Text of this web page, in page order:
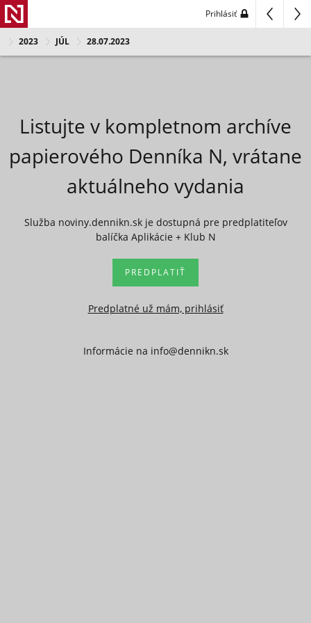
Prihlásiť
2023 JÚL 28.07.2023
Listujte v kompletnom archíve
papierového Denníka N, vrátane
aktuálneho vydania
Služba noviny.dennikn.sk je dostupná pre predplatiteľov
balíčka Aplikácie + Klub N
PREDPLATIŤ
Predplatné už mám, prihlásiť
Informácie na info@dennikn.sk